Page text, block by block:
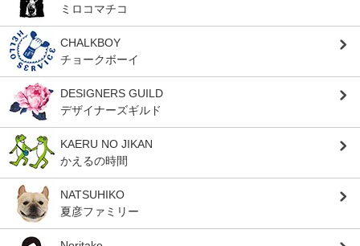
ミロコマチコ
CHALKBOY
チョークボーイ
DESIGNERS GUILD
デザイナーズギルド
KAERU NO JIKAN
かえるの時間
NATSUHIKO
夏彦ファミリー